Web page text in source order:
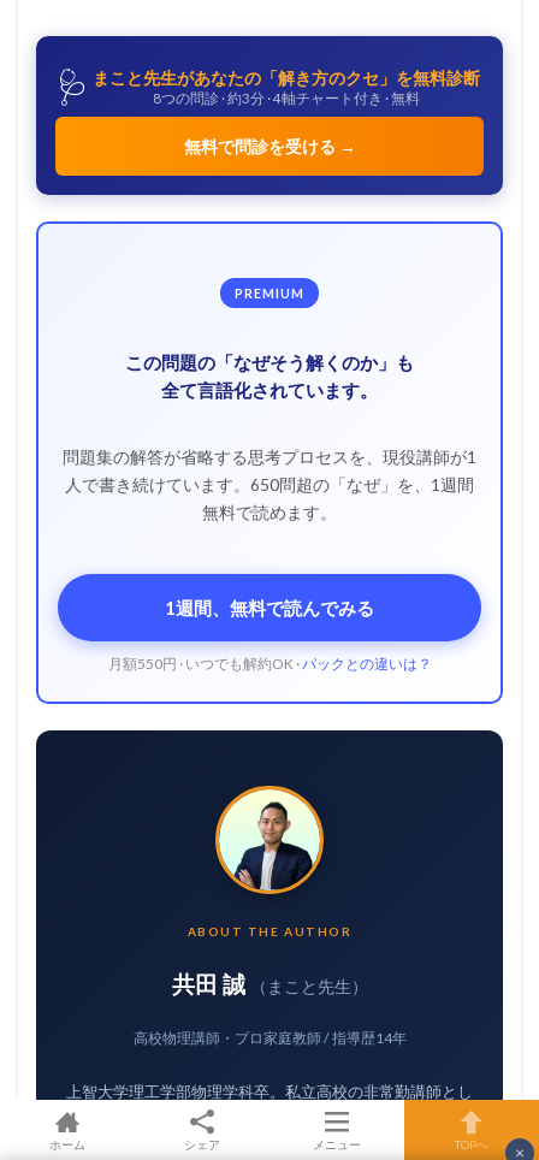
🩺 まこと先生があなたの「解き方のクセ」を無料診断
8つの問診 · 約3分 · 4軸チャート付き · 無料
無料で問診を受ける →
PREMIUM
この問題の「なぜそう解くのか」も
全て言語化されています。
問題集の解答が省略する思考プロセスを、現役講師が1
人で書き続けています。650問超の「なぜ」を、1週間
無料で読めます。
1週間、無料で読んでみる
月額550円 · いつでも解約OK ·パックとの違いは？
ABOUT THE AUTHOR
共田 誠 （まこと先生）
高校物理講師・プロ家庭教師 / 指導歴14年
上智大学理工学部物理学科卒。私立高校の非常勤講師とし
て進学クラスから基礎クラスまで幅広く担当。大手家庭教
師センター3社でプロ家庭教師を経験し、現在はオンライン
ホーム シェア メニュー TOPへ ×